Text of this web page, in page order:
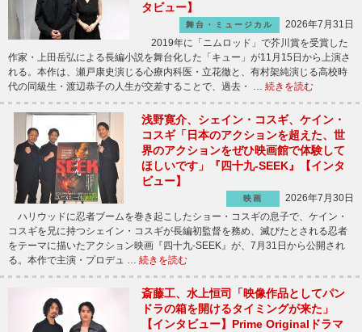
タビュー】
舞台・ミュージカル
2026年7月31日
2019年に「ニムロッド」で芥川賞を受賞した
作家・上田岳弘による長編小説を舞台化した「キュー」が11月15日から上演さ
れる。本作は、瀬戸康史演じる心療内科医・立花徹と、有村架純演じる高校時
代の同級生・渡辺恭子の人生が交差することで、過去・ … 続きを読む
浅野寛介、シェイン・コスギ、ケイン・
コスギ「日本のアクションを超えた、世
界のアクションをぜひ映画館で体験して
ほしいです」『四十九-SEEK』【インタ
ビュー】
映画
2026年7月30日
ハリウッドに忍者ブームを巻き起こしたショー・コスギの息子で、ケイン・
コスギを兄に持つシェイン・コスギが長編初監督を務め、滅びたとされる忍者
をテーマに描いたアクション映画『四十九-SEEK』が、7月31日から公開され
る。本作で主演・プロデュ … 続きを読む
斎藤工、水上恒司「映像作品としてパン
ドラの箱を開けるタイミングが来た」
【インタビュー】Prime Originalドラマ